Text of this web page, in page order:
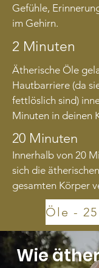
Gefühle,
im Gehirn.
2 Minuten
Ätherische Öle
Hautbarriere (da
fettlöslich sind)
Minuten in deinen
20 Minuten
Innerhalb von 20
sich die
gesamten Körper
Wie